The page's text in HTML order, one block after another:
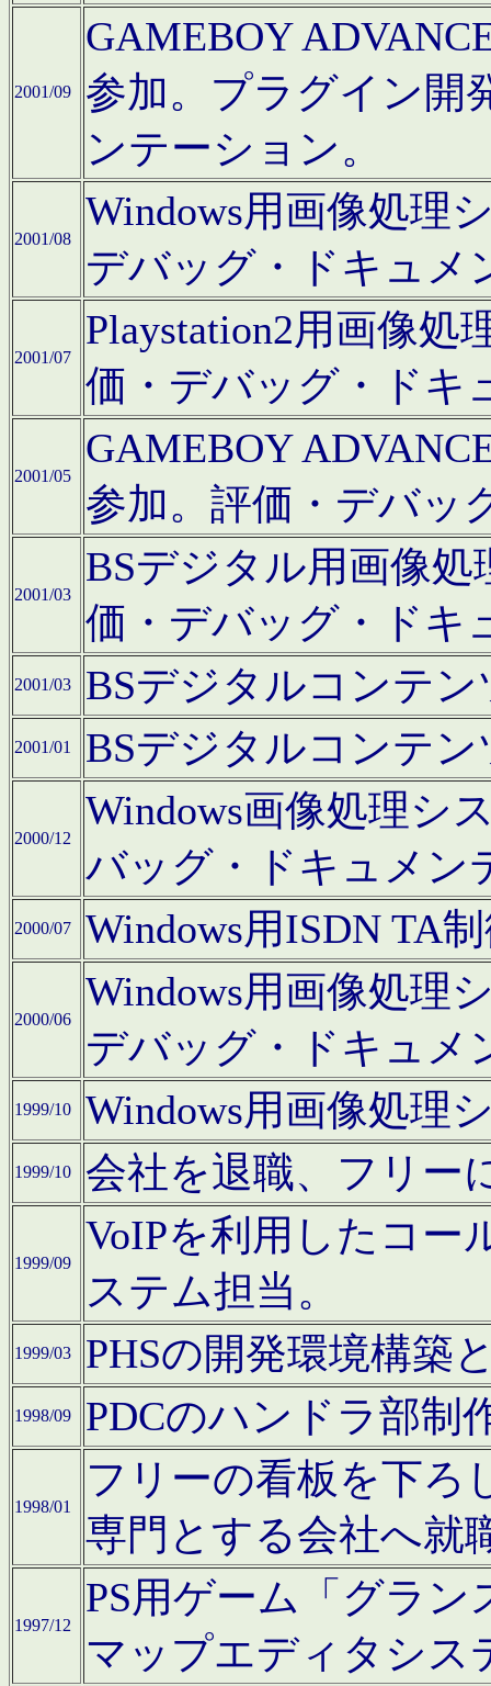
2001/09
GAMEBOY
参加。プラグイン開
ンテーション。
2001/08
Windows用画像処理
デバッグ・ドキュメ
2001/07
Playstation2用画像
価・デバッグ・ドキ
2001/05
GAMEBOY
参加。評価・デバッ
2001/03
BSデジタル用画像
価・デバッグ・ドキ
2001/03 BSデジタルコンテ
2001/01 BSデジタルコンテ
2000/12
Windows画像処理シ
バッグ・ドキュメン
2000/07 Windows用ISDN TA
2000/06
Windows用画像処理
デバッグ・ドキュメ
1999/10 Windows用画像処理
1999/10 会社を退職、フリー
1999/09
VoIPを利用したコー
ステム担当。
1999/03 PHSの開発環境構築
1998/09 PDCのハンドラ部制
1998/01
フリーの看板を下ろ
専門とする会社へ就
1997/12
PS用ゲーム「グラン
マップエディタシス